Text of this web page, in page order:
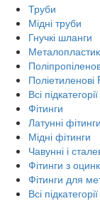
Труби
Мідні труби
Гнучкі шланги
Поліетиленові
Всі
Фітинги
Латунні фітинги
Мідні фітинги
Чавунні і
Фітинги з
Фітинги для
Всі